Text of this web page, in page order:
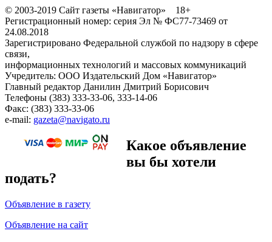
© 2003-2019 Сайт газеты «Навигатор» 18+
Регистрационный номер: серия Эл № ФС77-73469 от
24.08.2018
Зарегистрировано Федеральной службой по надзору в сфере
связи,
информационных технологий и массовых коммуникаций
Учредитель: ООО Издательский Дом «Навигатор»
Главный редактор Данилин Дмитрий Борисович
Телефоны (383) 333-33-06, 333-14-06
Факс: (383) 333-33-06
e-mail: gazeta@navigato.ru
Какое объявление
вы бы хотели
подать?
Объявление в газету
Объявление на сайт